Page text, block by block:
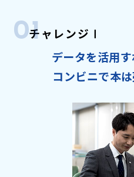
01チャレンジⅠ
データを活用
コンビニで本は